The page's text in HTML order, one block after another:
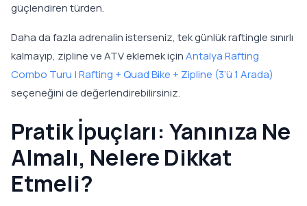
güçlendiren türden.
Daha da fazla adrenalin isterseniz, tek günlük raftingle sınırlı
kalmayıp, zipline ve ATV eklemek içinAntalya Rafting
Combo Turu | Rafting + Quad Bike + Zipline (3’ü 1 Arada)
seçeneğini de değerlendirebilirsiniz.
Pratik İpuçları: Yanınıza Ne
Almalı, Nelere Dikkat
Etmeli?